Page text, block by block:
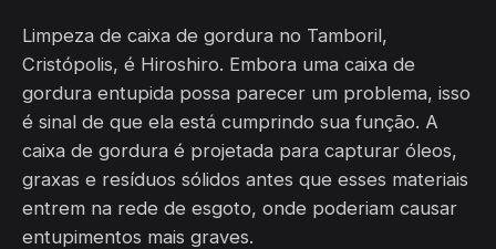
Limpeza de caixa de gordura no Tamboril,
Cristópolis, é Hiroshiro. Embora uma caixa de
gordura entupida possa parecer um problema, isso
é sinal de que ela está cumprindo sua função. A
caixa de gordura é projetada para capturar óleos,
graxas e resíduos sólidos antes que esses materiais
entrem na rede de esgoto, onde poderiam causar
entupimentos mais graves.